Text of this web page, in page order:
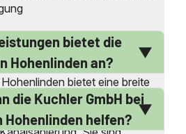
bietet die
Hohenlinden an?
bietet eine breite
an, darunter
Kanalreinigung,
die Kuchler GmbH bei
helfen?